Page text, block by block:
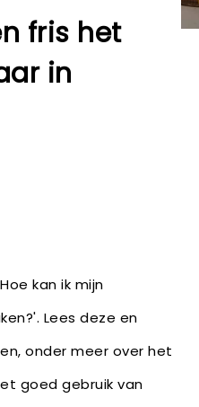
fris het
in
kan ik mijn
Lees deze en
onder meer over het
goed gebruik van